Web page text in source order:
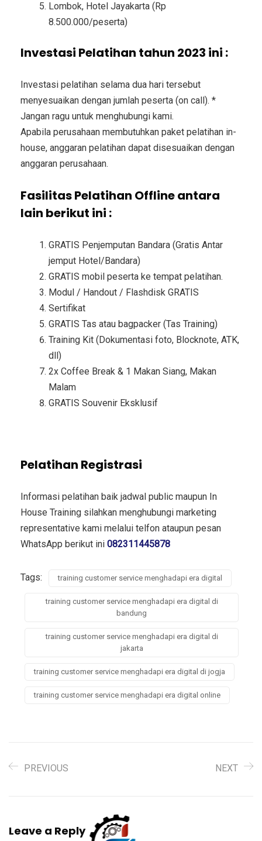
Lombok, Hotel Jayakarta (Rp
8.500.000/peserta)
Investasi Pelatihan tahun 2023 ini :
Investasi pelatihan selama dua hari tersebut
menyesuaikan dengan jumlah peserta (on call). *
Jangan ragu untuk menghubungi kami.
Apabila perusahaan membutuhkan paket pelatihan in-
house, anggaran pelatihan dapat disesuaikan dengan
anggaran perusahaan.
Fasilitas Pelatihan Offline antara
lain berikut ini :
GRATIS Penjemputan Bandara (Gratis Antar
jemput Hotel/Bandara)
GRATIS mobil peserta ke tempat pelatihan.
Modul / Handout / Flashdisk GRATIS
Sertifikat
GRATIS Tas atau bagpacker (Tas Training)
Training Kit (Dokumentasi foto, Blocknote, ATK,
dll)
2x Coffee Break & 1 Makan Siang, Makan
Malam
GRATIS Souvenir Eksklusif
Pelatihan Registrasi
Informasi pelatihan baik jadwal public maupun In
House Training silahkan menghubungi marketing
representative kami melalui telfon ataupun pesan
WhatsApp berikut ini 082311445878
Tags: training customer service menghadapi era digital
training customer service menghadapi era digital di
bandung
training customer service menghadapi era digital di
jakarta
training customer service menghadapi era digital di jogja
training customer service menghadapi era digital online
PREVIOUS NEXT
Leave a Reply